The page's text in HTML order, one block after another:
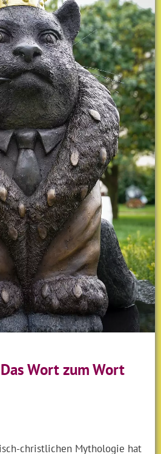
Wort zum Wort
christlichen Mythologie hat